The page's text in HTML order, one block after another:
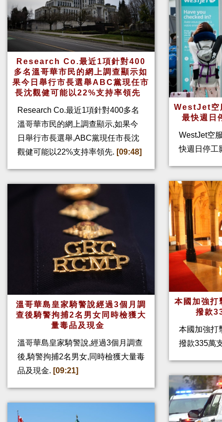
Research Co.最近1項針對400
多名溫哥華市民的網上調查顯示如
果今日舉行市長選舉ABC黨現任市
長沈觀健可能以22%支持率領先
Research Co.最近1項針對400多名
溫哥華市民的網上調查顯示,如果今
日舉行市長選舉,ABC黨現任市長沈
觀健可能以22%支持率領先. [09:48]
溫哥華島皇家騎警說經過3個月調
查後騎警拘捕2名男女同時檢獲大
量毒品及現金
溫哥華島皇家騎警說,經過3個月調查
後,騎警拘捕2名男女,同時檢獲大量毒
品及現金. [09:21]
WestJet空
最快週日
WestJet空
快週日停工
本國加強打
撥款
本國加強打
撥款335萬